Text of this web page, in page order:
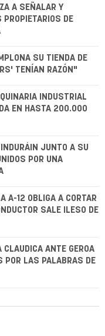
A SEÑALAR Y
PROPIETARIOS DE
SU TIENDA DE
TENÍAN RAZÓN"
INDUSTRIAL
EN HASTA 200.000
JUNTO A SU
POR UNA
A-12 OBLIGA A CORTAR
SALE ILESO DE
CLAUDICA ANTE GEROA
POR LAS PALABRAS DE